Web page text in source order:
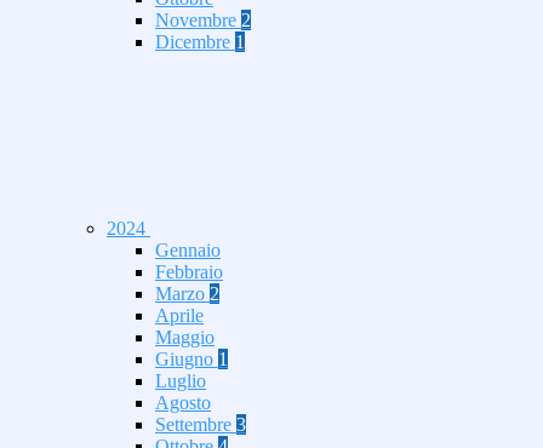
Novembre 2
Dicembre 1
2024
Gennaio
Febbraio
Marzo 2
Aprile
Maggio
Giugno 1
Luglio
Agosto
Settembre 3